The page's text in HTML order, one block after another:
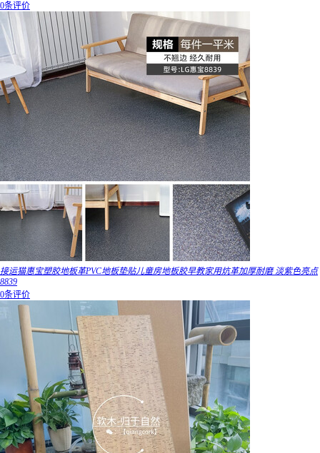
0条评价
接运猫惠宝塑胶地板革PVC地板垫贴儿童房地板胶早教家用炕革加厚耐磨 淡紫色亮点
8839
0条评价